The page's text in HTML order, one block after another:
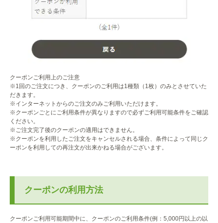
クーポンご利用上のご注意
※1回のご注文につき、クーポンのご利用は1種類（1枚）のみとさせていた
だきます。
※インターネットからのご注文のみご利用いただけます。
※クーポンごとにご利用条件が異なりますので必ずご利用可能条件をご確認
ください。
※ご注文完了後のクーポンの適用はできません。
※クーポンを利用したご注文をキャンセルされる場合、条件によって同じク
ーポンを利用しての再注文が出来かねる場合がございます。
クーポンの利用方法
クーポンご利用可能期間中に、クーポンのご利用条件(例：5,000円以上の以